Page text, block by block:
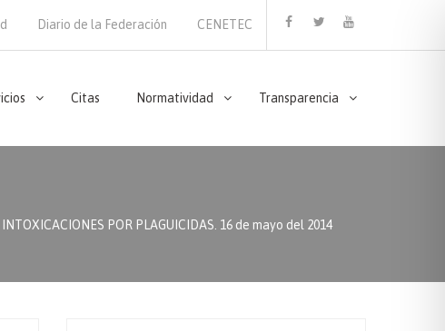
Diario de la Federación
CENETEC
Citas Normatividad Transparencia
POR PLAGUICIDAS. 16 de mayo del 2014